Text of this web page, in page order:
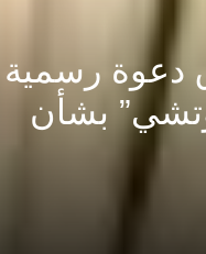
دعوة رسمية
بشأن